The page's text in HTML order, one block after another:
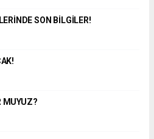
SON BİLGİLER!
MUYUZ?